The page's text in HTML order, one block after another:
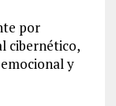
por
cibernético,
y